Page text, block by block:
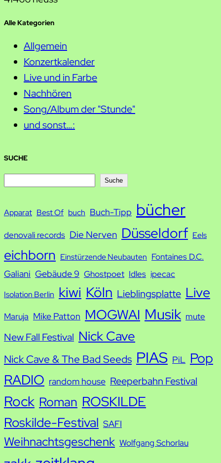
Alle Kategorien
Allgemein
Konzertkalender
Live und in Farbe
Nachhören
Song/Album der "Stunde"
und sonst…:
SUCHE
c
Suche
Apparat Best Of buch Buch-Tipp bücher
denovali records Die Nerven Düsseldorf Eels
eichborn Einstürzende Neubauten Fontaines D.C.
Galiani Gebäude 9 Ghostpoet Idles ipecac
Isolation Berlin kiwi Köln Lieblingsplatte Live
Maruja Mike Patton MOGWAI Musik mute
New Fall Festival Nick Cave
Nick Cave & The Bad Seeds PIAS PiL Pop
RADIO random house Reeperbahn Festival
Rock Roman ROSKILDE
Roskilde-Festival SAFI
Weihnachtsgeschenk Wolfgang Schorlau